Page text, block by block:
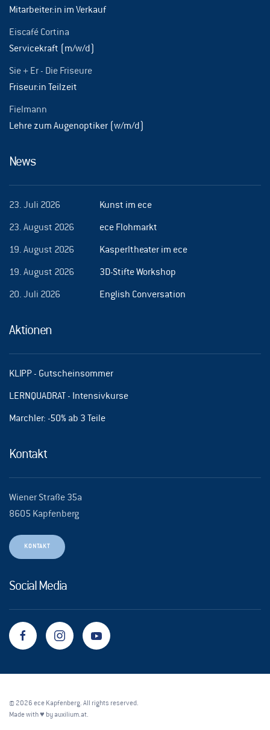
Mitarbeiter:in im Verkauf
Eiscafé Cortina
Servicekraft (m/w/d)
Sie + Er - Die Friseure
Friseur:in Teilzeit
Fielmann
Lehre zum Augenoptiker (w/m/d)
News
23. Juli 2026 Kunst im ece
23. August 2026 ece Flohmarkt
19. August 2026 Kasperltheater im ece
19. August 2026 3D-Stifte Workshop
20. Juli 2026 English Conversation
Aktionen
KLIPP - Gutscheinsommer
LERNQUADRAT - Intensivkurse
Marchler: -50% ab 3 Teile
Kontakt
Wiener Straße 35a
8605 Kapfenberg
KONTAKT
Social Media
© 2026 ece Kapfenberg. All rights reserved.
Made with ♥ byauxilium.at.